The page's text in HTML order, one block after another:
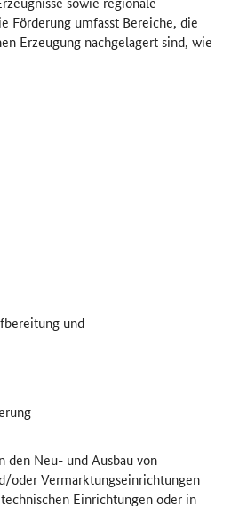
Förderung umfasst Bereiche, die
Erzeugung nachgelagert sind, wie
und
Neu- und Ausbau von
oder Vermarktungseinrichtungen
Einrichtungen oder in